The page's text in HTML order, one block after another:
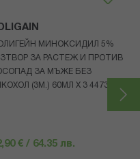
МИНОКСИДИЛ 5%
ЗА РАСТЕЖ И ПРОТИВ
ЗА МЪЖЕ БЕЗ
(3М.) 60МЛ X 3 4473
€ / 64.35 лв.